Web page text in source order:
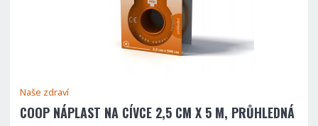
Naše zdraví
COOP NÁPLAST NA CÍVCE 2,5 CM X 5 M, PRŮHLEDNÁ